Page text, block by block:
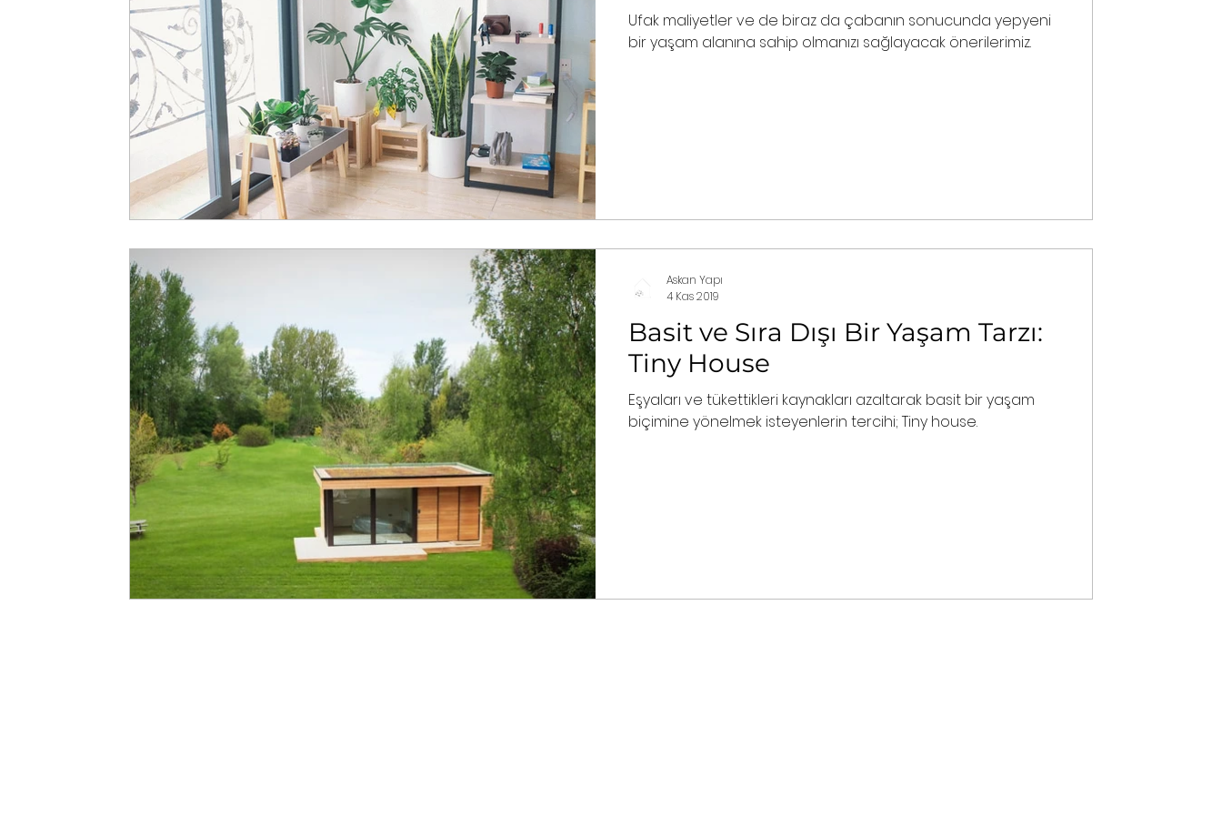
Ufak maliyetler ve de biraz da çabanın sonucunda yepyeni
bir yaşam alanına sahip olmanızı sağlayacak önerilerimiz.
Basit ve Sıra Dışı Bir Yaşam Tarzı:
Tiny House
Eşyaları ve tükettikleri kaynakları azaltarak basit bir yaşam
biçimine yönelmek isteyenlerin tercihi; Tiny house.
Askan Yapı
4 Kas 2019